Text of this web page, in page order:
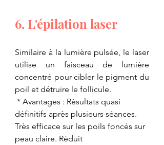
6. L'épilation laser
Similaire à la lumière pulsée, le laser
utilise un faisceau de lumière
concentré pour cibler le pigment du
poil et détruire le follicule.
* Avantages : Résultats quasi
définitifs après plusieurs séances.
Très efficace sur les poils foncés sur
peau claire. Réduit